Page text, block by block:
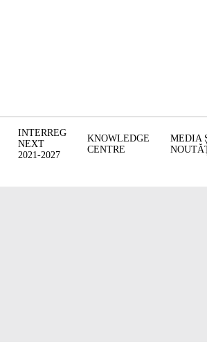
INTERREG
NEXT
2021-2027
KNOWLEDGE
CENTRE
MEDIA